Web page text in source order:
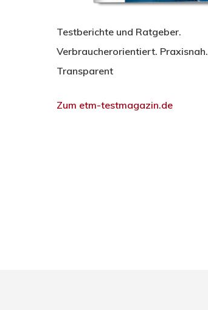
Testberichte und Ratgeber.
Verbraucherorientiert. Praxisnah.
Transparent
Zum etm-testmagazin.de